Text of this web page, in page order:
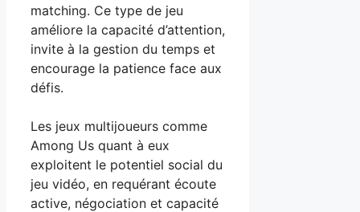
matching. Ce type de jeu
améliore la capacité d’attention,
invite à la gestion du temps et
encourage la patience face aux
défis.
Les jeux multijoueurs comme
Among Us quant à eux
exploitent le potentiel social du
jeu vidéo, en requérant écoute
active, négociation et capacité